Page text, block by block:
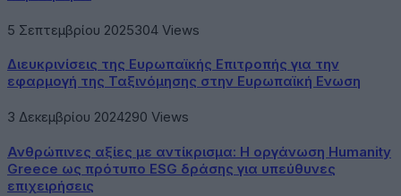
5 Σεπτεμβρίου 2025304 Views
Διευκρινίσεις της Ευρωπαϊκής Επιτροπής για την
εφαρμογή της Ταξινόμησης στην Ευρωπαϊκή Ενωση
3 Δεκεμβρίου 2024290 Views
Ανθρώπινες αξίες με αντίκρισμα: Η οργάνωση Humanity
Greece ως πρότυπο ESG δράσης για υπεύθυνες
επιχειρήσεις